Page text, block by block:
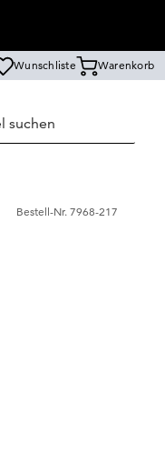
Wunschliste Warenkorb
Bestell-Nr. 7968-217